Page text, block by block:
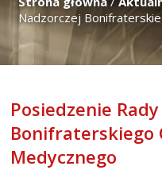
Nadzorczej
Posiedzenie
Bonifraterskiego
Medycznego